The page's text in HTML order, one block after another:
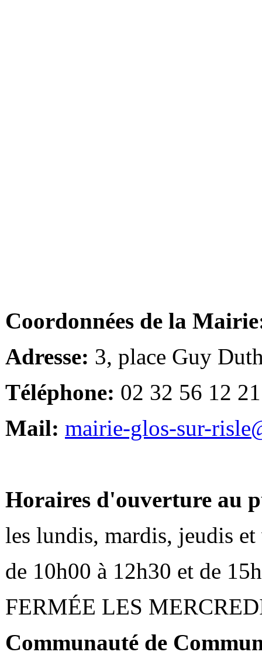
Coordonnées de la
Adresse: 3, place Guy
Téléphone: 02 32 56 12 21
Mail: mairie-glos-sur-
Horaires d'ouverture au
les lundis, mardis, jeudis et
de 10h00 à 12h30 et de
FERMÉE LES
Communauté de